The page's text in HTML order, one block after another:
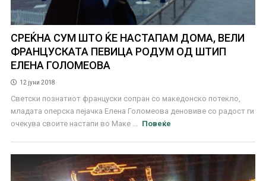
СРЕЌНА СУМ ШТО ЌЕ НАСТАПАМ ДОМА, ВЕЛИ
ФРАНЦУСКАТА ПЕВИЦА РОДУМ ОД ШТИП
ЕЛЕНА ГОЛОМЕОВА
12 јуни 2018
Светски познатиот француски сопран со македонско потекло,
младата оперска пејачка Елена Голомеова деновиве со радост ги
очекува своите настапи во Маке ...
Повеќе